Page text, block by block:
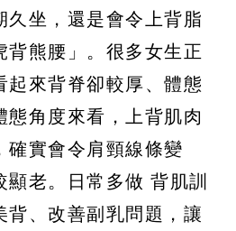
久坐，還是會令上背脂
背熊腰」。很多女生正
起來背脊卻較厚、體態
態角度來看，上背肌肉
確實會令肩頸線條變
顯老。日常多做 背肌訓
背、改善副乳問題，讓